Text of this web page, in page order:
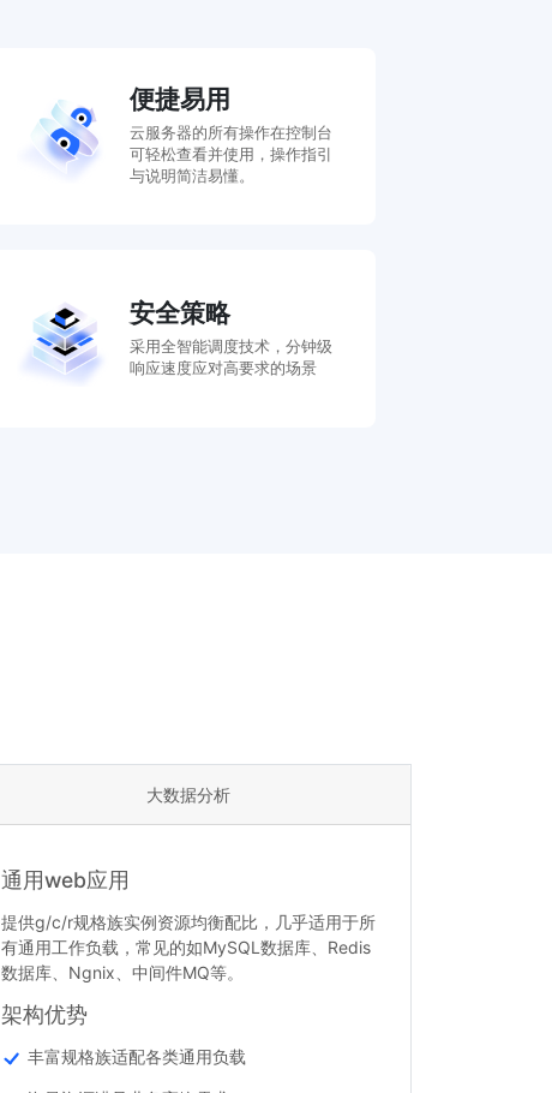
便捷易用
云服务器的所有操作在控制台
可轻松查看并使用，操作指引
与说明简洁易懂。
安全策略
采用全智能调度技术，分钟级
响应速度应对高要求的场景
大数据分析
通用web应用
提供g/c/r规格族实例资源均衡配比，几乎适用于所
有通用工作负载，常见的如MySQL数据库、Redis
数据库、Ngnix、中间件MQ等。
架构优势
丰富规格族适配各类通用负载